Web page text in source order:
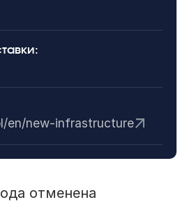
en/new-infrastructure
отменена